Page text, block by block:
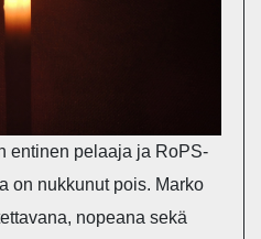
entinen pelaaja ja RoPS-
on nukkunut pois. Marko
nopeana sekä